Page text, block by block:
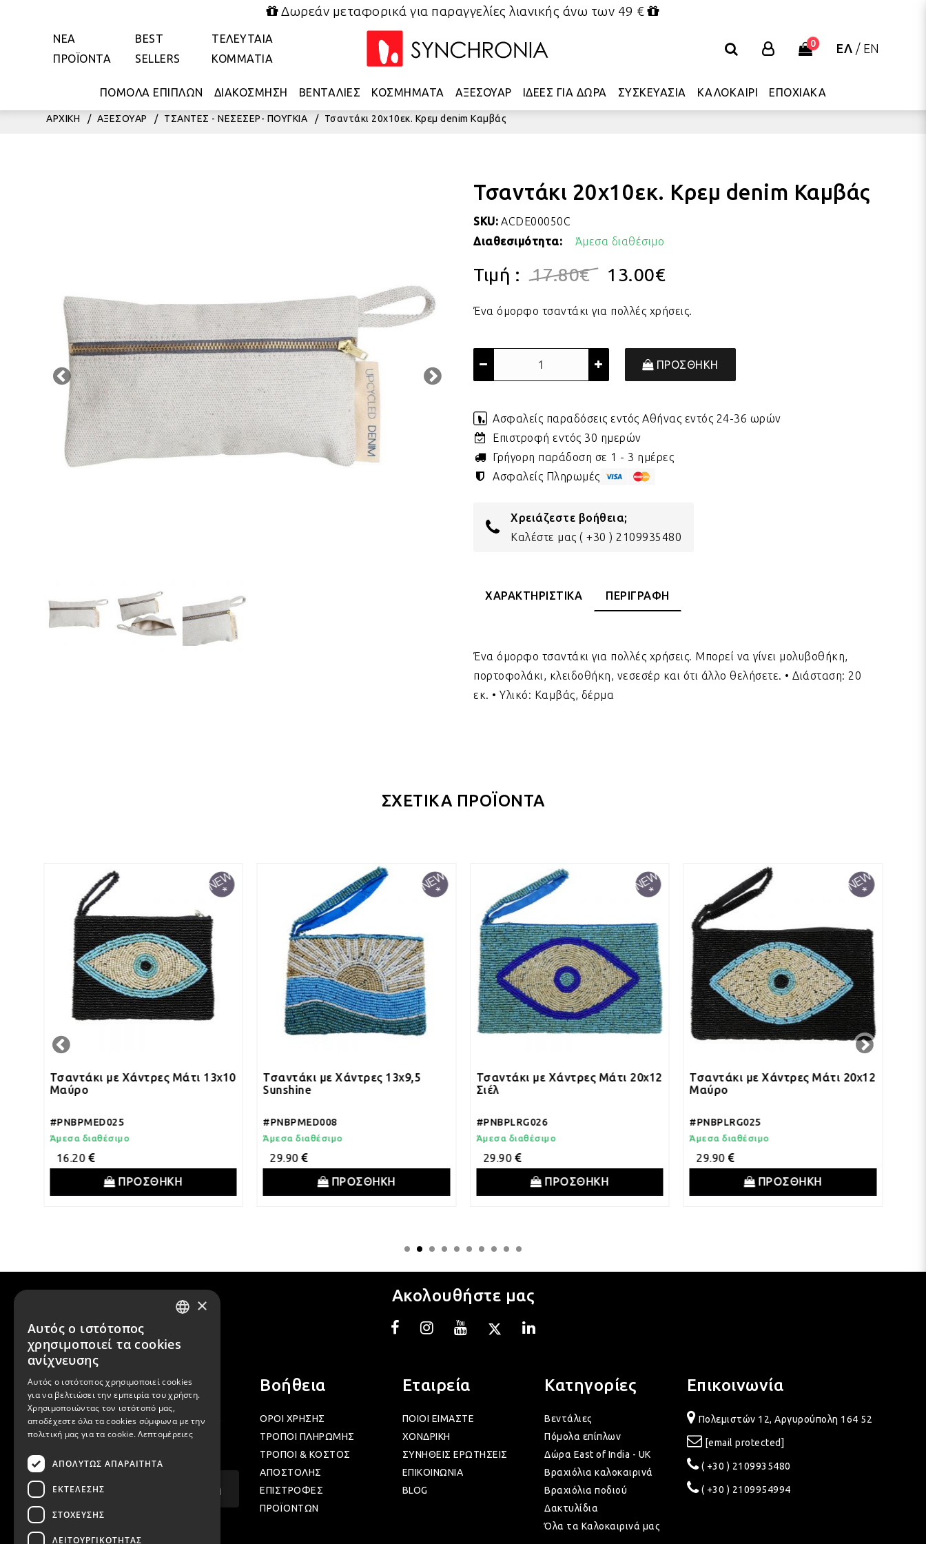
Δωρεάν μεταφορικά για παραγγελίες λιανικής άνω των 49 €
ΝΕΑ
ΠΡΟΪΟΝΤΑ
BEST
SELLERS
ΤΕΛΕΥΤΑΙΑ
ΚΟΜΜΑΤΙΑ
0 ΕΛ / EN
ΠΟΜΟΛΑ ΕΠΙΠΛΩΝ ΔΙΑΚΟΣΜΗΣΗ ΒΕΝΤΑΛΙΕΣ ΚΟΣΜΗΜΑΤΑ ΑΞΕΣΟΥΑΡ ΙΔΕΕΣ ΓΙΑ ΔΩΡΑ ΣΥΣΚΕΥΑΣΙΑ ΚΑΛΟΚΑΙΡΙ ΕΠΟΧΙΑΚΑ
ΑΡΧΙΚΗ / ΑΞΕΣΟΥΑΡ / ΤΣΑΝΤΕΣ - ΝΕΣΕΣΕΡ- ΠΟΥΓΚΙΑ / Τσαντάκι 20x10εκ. Κρεμ denim Καμβάς
Τσαντάκι 20x10εκ. Κρεμ denim Καμβάς
SKU: ACDE00050C
Διαθεσιμότητα:
Άμεσα διαθέσιμο
Τιμή : 17.80€ 13.00€
Ένα όμορφο τσαντάκι για πολλές χρήσεις.
ΠΡΟΣΘΗΚΗ
Ασφαλείς παραδόσεις εντός Αθήνας εντός 24-36 ωρών
Επιστροφή εντός 30 ημερών
Γρήγορη παράδοση σε 1 - 3 ημέρες
Ασφαλείς Πληρωμές
Χρειάζεστε βοήθεια;
Καλέστε μας ( +30 ) 2109935480
ΧΑΡΑΚΤΗΡΙΣΤΙΚΑ ΠΕΡΙΓΡΑΦΗ
Ένα όμορφο τσαντάκι για πολλές χρήσεις. Μπορεί να γίνει μολυβοθήκη,
πορτοφολάκι, κλειδοθήκη, νεσεσέρ και ότι άλλο θελήσετε. • Διάσταση: 20
εκ. • Υλικό: Καμβάς, δέρμα
ΣΧΕΤΙΚΑ ΠΡΟΪΟΝΤΑ
με Χάντρες Μάτι 13x10
διαθέσιμο
ΠΡΟΣΘΗΚΗ
Τσαντάκι με Χάντρες 13x9,5
#PNBPMED008
Άμεσα διαθέσιμο
ΠΡΟΣΘΗΚΗ
Τσαντάκι με Χάντρες Μάτι 20x12
#PNBPLRG026
Άμεσα διαθέσιμο
ΠΡΟΣΘΗΚΗ
Τσαντάκι με Χάντρες Μάτι 20x12
#PNBPLRG025
Άμεσα διαθέσιμο
ΠΡΟΣΘΗΚΗ
Τσαντάκι με
Ακολουθήστε μας
Newsletter
Γραφτείτε στα newsletter μας για να
μαθαίνετε προσφορές και νέα μας.
Εγγραφή
Βοήθεια
ΟΡΟΙ ΧΡΗΣΗΣ
ΤΡΟΠΟΙ ΠΛΗΡΩΜΗΣ
ΤΡΟΠΟΙ & ΚΟΣΤΟΣ
ΑΠΟΣΤΟΛΗΣ
ΕΠΙΣΤΡΟΦΕΣ
ΠΡΟΪΟΝΤΩΝ
Εταιρεία
ΠΟΙΟΙ ΕΙΜΑΣΤΕ
ΧΟΝΔΡΙΚΗ
ΣΥΝΗΘΕΙΣ ΕΡΩΤΗΣΕΙΣ
ΕΠΙΚΟΙΝΩΝΙΑ
BLOG
Κατηγορίες
Βεντάλιες
Πόμολα επίπλων
Δώρα East of India - UK
Βραχιόλια καλοκαιρινά
Βραχιόλια ποδιού
Δακτυλίδια
Όλα τα Καλοκαιρινά μας
Επικοινωνία
Πολεμιστών 12, Αργυρούπολη 164 52
[email protected]
( +30 ) 2109935480
( +30 ) 2109954994
×
Αυτός ο ιστότοπος
χρησιμοποιεί τα cookies
ανίχνευσης
Αυτός ο ιστότοπος χρησιμοποιεί cookies
για να βελτιώσει την εμπειρία του χρήστη.
Χρησιμοποιώντας τον ιστότοπό μας,
αποδέχεστε όλα τα cookies σύμφωνα με την
πολιτική μας για τα cookie. Λεπτομέρειες
ΑΠΟΛΎΤΩΣ ΑΠΑΡΑΊΤΗΤΑ
ΕΚΤΈΛΕΣΗΣ
ΣΤΌΧΕΥΣΗΣ
ΛΕΙΤΟΥΡΓΙΚΌΤΗΤΑΣ